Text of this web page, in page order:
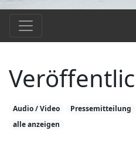
Audio / Video Pressemitteilung
alle anzeigen